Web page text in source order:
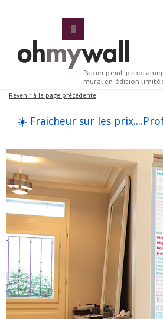
Papier peint
mural en édition
☀️ Fraicheur sur les